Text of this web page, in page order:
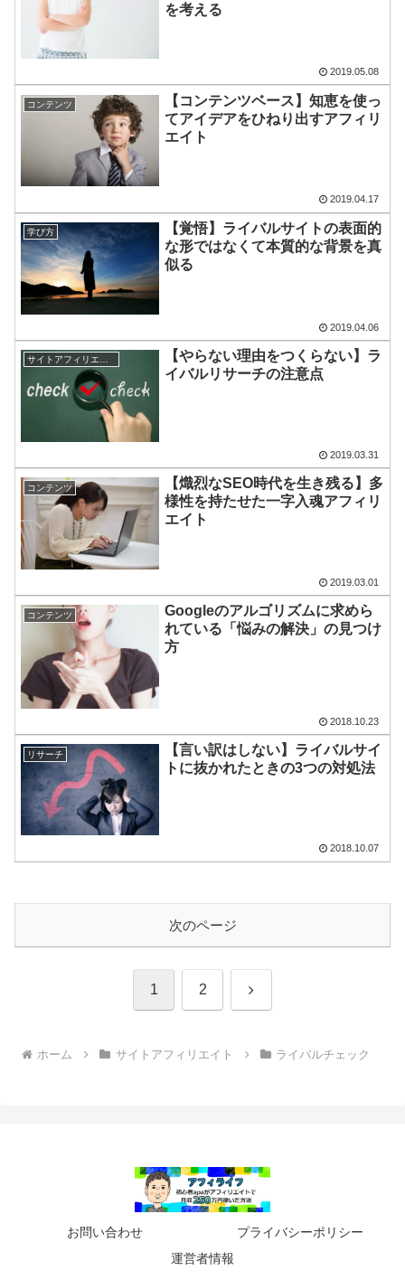
を考える
2019.05.08
コンテンツ
【コンテンツベース】知恵を使っ
てアイデアをひねり出すアフィリ
エイト
2019.04.17
学び方
【覚悟】ライバルサイトの表面的
な形ではなくて本質的な背景を真
似る
2019.04.06
サイトアフィリエイト
【やらない理由をつくらない】ラ
イバルリサーチの注意点
2019.03.31
コンテンツ
【熾烈なSEO時代を生き残る】多
様性を持たせた一字入魂アフィリ
エイト
2019.03.01
コンテンツ
Googleのアルゴリズムに求めら
れている「悩みの解決」の見つけ
方
2018.10.23
リサーチ
【言い訳はしない】ライバルサイ
トに抜かれたときの3つの対処法
2018.10.07
次のページ
1 2 次
ホーム サイトアフィリエイト ライバルチェック
お問い合わせ
プライバシーポリシー
運営者情報